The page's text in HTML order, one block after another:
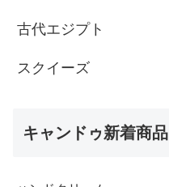
古代エジプト
スクイーズ
キャンドゥ新着商品